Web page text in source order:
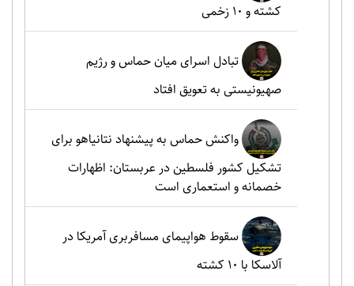
کشته و ۱۰ زخمی
تبادل اسرای میان حماس و رژیم
صهیونیستی به تعویق افتاد
واکنش حماس به پیشنهاد نتانیاهو برای
تشکیل کشور فلسطین در عربستان: اظهارات
خصمانه و استعماری است
سقوط هواپیمای مسافربری آمریکا در
آلاسکا با ۱۰ کشته